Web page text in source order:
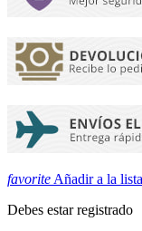
favorite Añadir a la
Debes estar registrado